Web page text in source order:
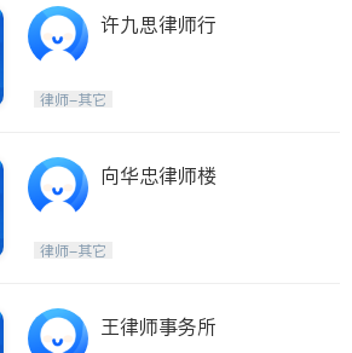
许九思律师行
律师-其它
向华忠律师楼
律师-其它
王律师事务所